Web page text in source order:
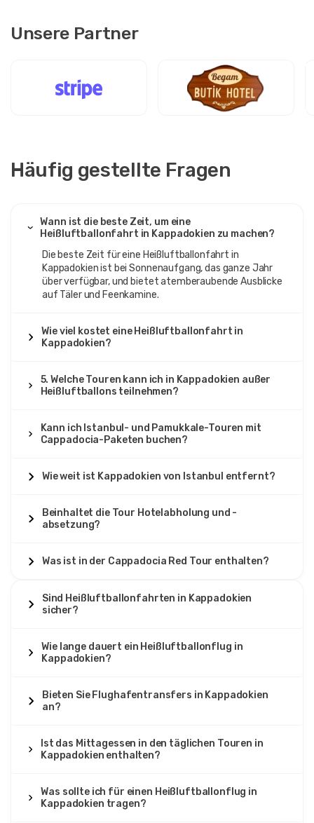
Unsere Partner
Häufig gestellte Fragen
Wann ist die beste Zeit, um eine
Heißluftballonfahrt in Kappadokien zu machen?
Die beste Zeit für eine Heißluftballonfahrt in
Kappadokien ist bei Sonnenaufgang, das ganze Jahr
über verfügbar, und bietet atemberaubende Ausblicke
auf Täler und Feenkamine.
Wie viel kostet eine Heißluftballonfahrt in
Kappadokien?
5. Welche Touren kann ich in Kappadokien außer
Heißluftballons teilnehmen?
Kann ich Istanbul- und Pamukkale-Touren mit
Cappadocia-Paketen buchen?
Wie weit ist Kappadokien von Istanbul entfernt?
Beinhaltet die Tour Hotelabholung und -
absetzung?
Was ist in der Cappadocia Red Tour enthalten?
Sind Heißluftballonfahrten in Kappadokien
sicher?
Wie lange dauert ein Heißluftballonflug in
Kappadokien?
Bieten Sie Flughafentransfers in Kappadokien
an?
Ist das Mittagessen in den täglichen Touren in
Kappadokien enthalten?
Was sollte ich für einen Heißluftballonflug in
Kappadokien tragen?